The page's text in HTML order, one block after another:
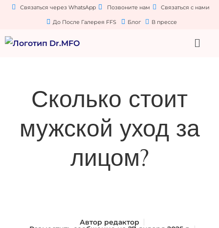
Связаться через WhatsApp Позвоните нам Связаться с нами
До После Галерея FFS Блог В прессе
Сколько стоит
мужской уход за
лицом?
Автор редактор